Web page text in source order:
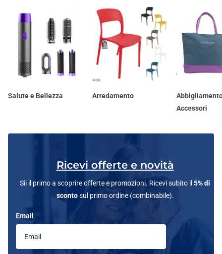
Salute e Bellezza Arredamento
Accessori
Ricevi offerte e novità
Sii il primo a scoprire offerte e promozioni. Ricevi subito il5% di
scontosul primo ordine (combinabile).
Email